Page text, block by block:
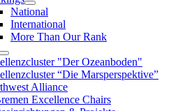
National
International
More Than Our Rank
"Der Ozeanboden"
“Die Marsperspektive”
Alliance
Excellence Chairs